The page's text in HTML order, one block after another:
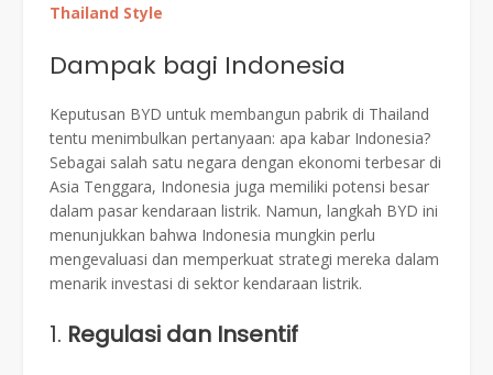
Thailand Style
Dampak bagi Indonesia
Keputusan BYD untuk membangun pabrik di Thailand
tentu menimbulkan pertanyaan: apa kabar Indonesia?
Sebagai salah satu negara dengan ekonomi terbesar di
Asia Tenggara, Indonesia juga memiliki potensi besar
dalam pasar kendaraan listrik. Namun, langkah BYD ini
menunjukkan bahwa Indonesia mungkin perlu
mengevaluasi dan memperkuat strategi mereka dalam
menarik investasi di sektor kendaraan listrik.
1. Regulasi dan Insentif